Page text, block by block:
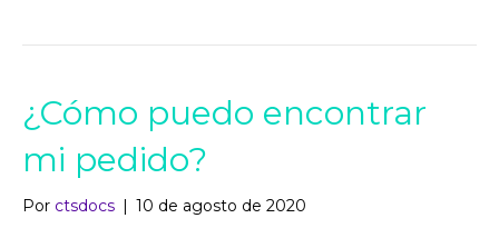
¿Cómo puedo encontrar
mi pedido?
Por ctsdocs | 10 de agosto de 2020